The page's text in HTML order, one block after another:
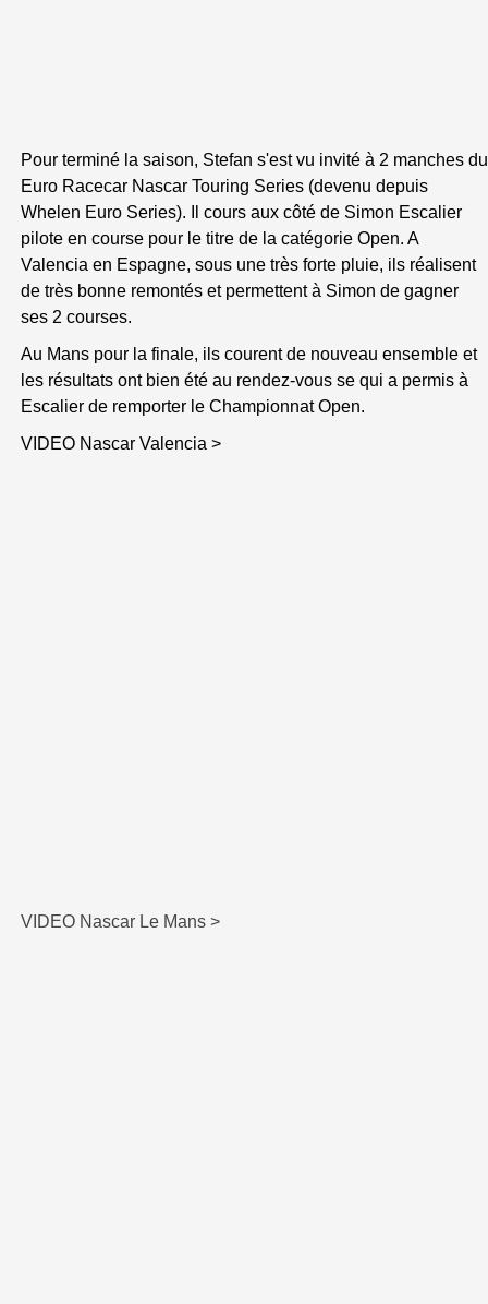
Pour terminé la saison, Stefan s'est vu invité à 2 manches du
Euro Racecar Nascar Touring Series (devenu depuis
Whelen Euro Series). Il cours aux côté de Simon Escalier
pilote en course pour le titre de la catégorie Open. A
Valencia en Espagne, sous une très forte pluie, ils réalisent
de très bonne remontés et permettent à Simon de gagner
ses 2 courses.
Au Mans pour la finale, ils courent de nouveau ensemble et
les résultats ont bien été au rendez-vous se qui a permis à
Escalier de remporter le Championnat Open.
VIDEO Nascar Valencia >
VIDEO Nascar Le Mans >